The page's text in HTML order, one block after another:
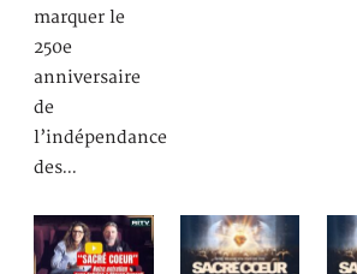
marquer le
250e
anniversaire
de
l’indépendance
des…